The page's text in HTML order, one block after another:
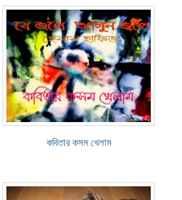
কবিতার কসম খেলাম